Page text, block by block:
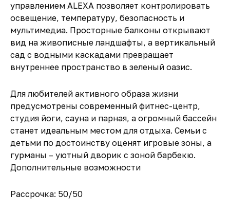
управлением ALEXA позволяет контролировать
освещение, температуру, безопасность и
мультимедиа. Просторные балконы открывают
вид на живописные ландшафты, а вертикальный
сад с водными каскадами превращает
внутреннее пространство в зеленый оазис.
Для любителей активного образа жизни
предусмотрены современный фитнес-центр,
студия йоги, сауна и парная, а огромный бассейн
станет идеальным местом для отдыха. Семьи с
детьми по достоинству оценят игровые зоны, а
гурманы – уютный дворик с зоной барбекю.
Дополнительные возможности
Рассрочка: 50/50